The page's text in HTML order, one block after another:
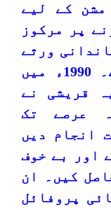
کے لیے
پر مرکوز
ورثے
سے قریبی تعلق رکھتی ہے۔ 1990ء میں
قریشی نے
عرصے تک
انجام دیں
اور بے خوف
کیں۔ ان
پروفائل